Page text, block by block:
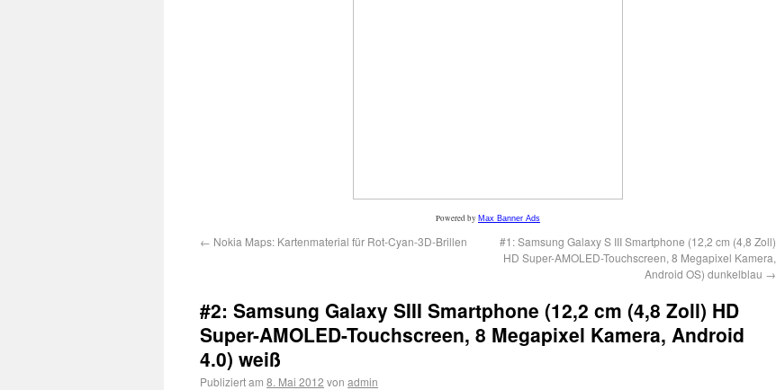
Powered by Max Banner Ads
← Nokia Maps: Kartenmaterial für Rot-Cyan-3D-Brillen
#1: Samsung Galaxy S III Smartphone (12,2 cm (4,8 Zoll)
HD Super-AMOLED-Touchscreen, 8 Megapixel Kamera,
Android OS) dunkelblau →
#2: Samsung Galaxy SIII Smartphone (12,2 cm (4,8 Zoll) HD
Super-AMOLED-Touchscreen, 8 Megapixel Kamera, Android
4.0) weiß
Publiziert am 8. Mai 2012 von admin